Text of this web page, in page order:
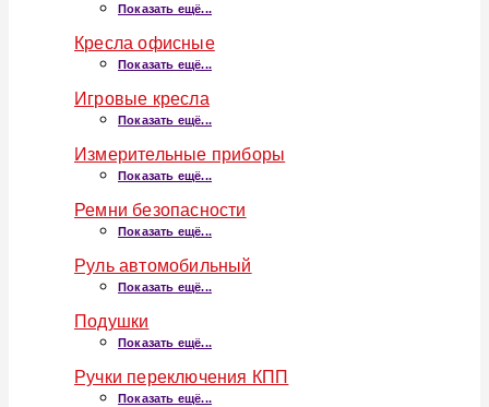
Показать ещё...
Кресла офисные
Показать ещё...
Игровые кресла
Показать ещё...
Измерительные приборы
Показать ещё...
Ремни безопасности
Показать ещё...
Руль автомобильный
Показать ещё...
Подушки
Показать ещё...
Ручки переключения КПП
Показать ещё...